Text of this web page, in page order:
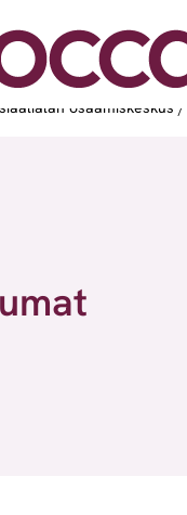
osaamiskeskus /